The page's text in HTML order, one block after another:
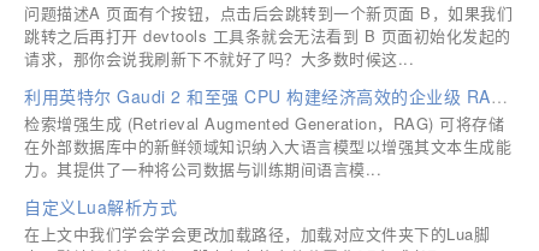
问题描述A 页面有个按钮，点击后会跳转到一个新页面 B，如果我们
跳转之后再打开 devtools 工具条就会无法看到 B 页面初始化发起的
请求，那你会说我刷新下不就好了吗？大多数时候这...
利用英特尔 Gaudi 2 和至强 CPU 构建经济高效的企业级 RAG 应用
检索增强生成 (Retrieval Augmented Generation，RAG) 可将存储
在外部数据库中的新鲜领域知识纳入大语言模型以增强其文本生成能
力。其提供了一种将公司数据与训练期间语言模...
自定义Lua解析方式
在上文中我们学会学会更改加载路径，加载对应文件夹下的Lua脚